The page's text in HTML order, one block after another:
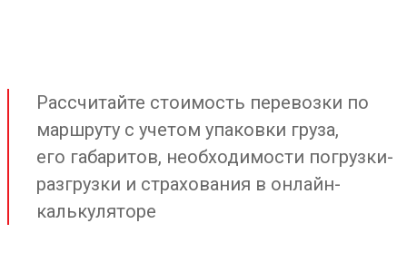
Рассчитайте стоимость перевозки по
маршруту с учетом упаковки груза,
его габаритов, необходимости погрузки-
разгрузки и страхования в онлайн-
калькуляторе